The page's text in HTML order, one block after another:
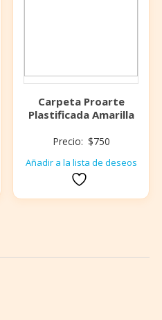
Carpeta Proarte
Plastificada Amarilla
Precio: $750
Añadir a la lista de deseos